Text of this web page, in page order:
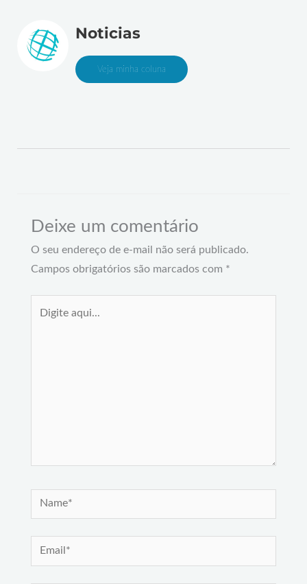
Noticias
Veja minha coluna
Deixe um comentário
O seu endereço de e-mail não será publicado.
Campos obrigatórios são marcados com *
Name*
Email*